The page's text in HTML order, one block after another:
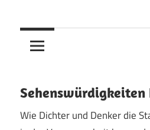
Wie Dichter und Denker die